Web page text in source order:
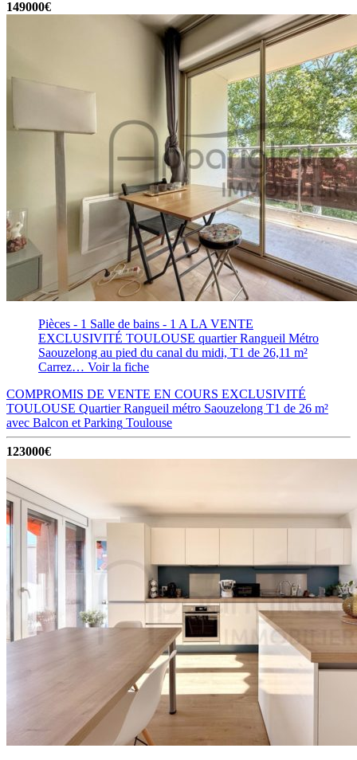
149000€
Pièces - 1 Salle de bains - 1 A LA VENTE
EXCLUSIVITÉ TOULOUSE quartier Rangueil Métro
Saouzelong au pied du canal du midi, T1 de 26,11 m²
Carrez… Voir la fiche
COMPROMIS DE VENTE EN COURS EXCLUSIVITÉ
TOULOUSE Quartier Rangueil métro Saouzelong T1 de 26 m²
avec Balcon et Parking Toulouse
123000€